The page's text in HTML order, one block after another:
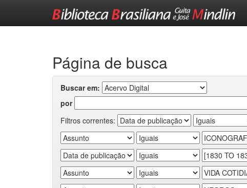
Página de busca
Buscar em:
por
Filtros correntes: